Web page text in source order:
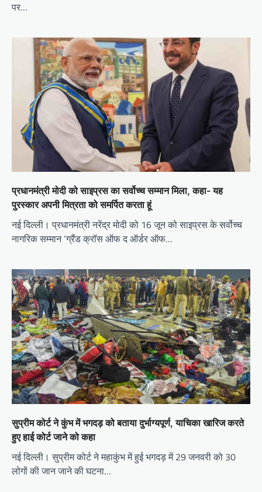
पर…
प्रधानमंत्री मोदी को साइप्रस का सर्वोच्च सम्मान मिला, कहा- यह
पुरस्कार अपनी मित्रता को समर्पित करता हूं
नई दिल्ली। प्रधानमंत्री नरेंद्र मोदी को 16 जून को साइप्रस के सर्वोच्च
नागरिक सम्मान ‘ग्रैंड क्रॉस ऑफ द ऑर्डर ऑफ…
सुप्रीम कोर्ट ने कुंभ में भगदड़ को बताया दुर्भाग्यपूर्ण, याचिका खारिज करते
हुए हाई कोर्ट जाने को कहा
नई दिल्ली। सुप्रीम कोर्ट ने महाकुंभ में हुई भगदड़ में 29 जनवरी को 30
लोगों की जान जाने की घटना…